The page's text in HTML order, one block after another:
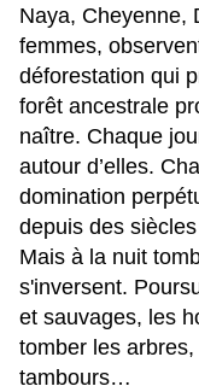
Naya, Cheyenne,
femmes,
déforestation qui
forêt ancestrale
naître. Chaque
autour d’elles.
domination
depuis des
Mais à la nuit
s'inversent.
et sauvages, les
tomber les
tambours…